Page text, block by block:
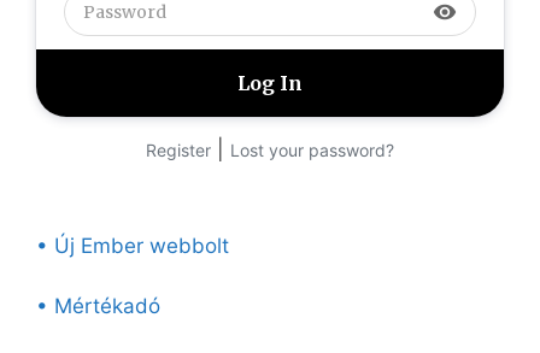
visibility
Register Lost your password?
• Új Ember webbolt
• Mértékadó